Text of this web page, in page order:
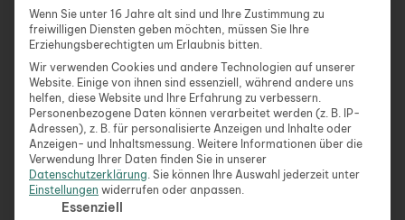
Vögel sanft am nächsten Morgen wecken.
Von spartanisch bis luxuriös – Baumhaus-
Übernachtungen in den beliebtesten Regionen
Bayerns
Ob Allgäu, Franken, Spessart oder Bayerischer
Wald – wer in den Freistaat reist, bekommt
landschaftlich so einiges geboten. Bayern ist nicht
Wenn Sie unter 16 Jahre alt sind und Ihre Zustimmung zu
freiwilligen Diensten geben möchten, müssen Sie Ihre
Erziehungsberechtigten um Erlaubnis bitten.
Wir verwenden Cookies und andere Technologien auf unserer
Website. Einige von ihnen sind essenziell, während andere uns
helfen, diese Website und Ihre Erfahrung zu verbessern.
Personenbezogene Daten können verarbeitet werden (z. B. IP-
Adressen), z. B. für personalisierte Anzeigen und Inhalte oder
Anzeigen- und Inhaltsmessung. Weitere Informationen über die
Verwendung Ihrer Daten finden Sie in unserer
Datenschutzerklärung Sie können Ihre Auswahl jederzeit unter
Einstellungen widerrufen oder anpassen.
Es folgt eine Liste der Service-Gruppen, für die eine
Essenziell